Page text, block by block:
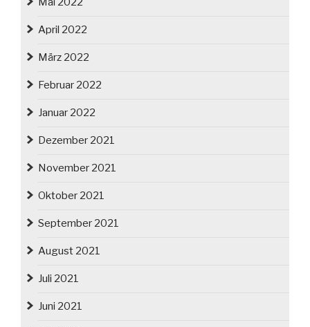
April 2022
März 2022
Februar 2022
Januar 2022
Dezember 2021
November 2021
Oktober 2021
September 2021
August 2021
Juli 2021
Juni 2021